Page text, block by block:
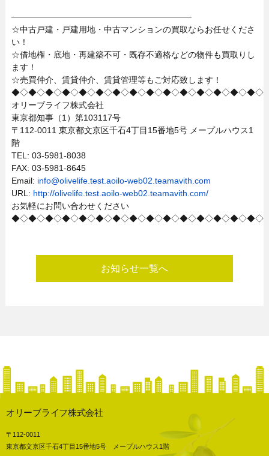
──────────────────────────────
☆中古戸建・戸建用地・中古マンションの買取ならお任せくださ
い！
☆借地権・底地・再建築不可・既存不適格などの物件も買取りし
ます！
☆売買仲介、賃貸仲介、賃貸管理等もご対応致します！
◆◇◆◇◆◇◆◇◆◇◆◇◆◇◆◇◆◇◆◇◆◇◆◇◆◇◆◇◆◇
オリーブライフ株式会社
東京都知事（1）第103117号
〒112-0011 東京都文京区千石4丁目15番地5号 メープルハウス1
階
TEL: 03-5981-8038
FAX: 03-5981-8645
Email: info@olivelife.test.aoilo-web02.teamavith.com
URL: http://olivelife.test.aoilo-web02.teamavith.com/
お気軽にお問い合わせください
◆◇◆◇◆◇◆◇◆◇◆◇◆◇◆◇◆◇◆◇◆◇◆◇◆◇◆◇◆◇
お知らせ一覧へ
オリーブライフ株式会社
〒112-0011
東京都文京区千石4丁目15番地5号 メープルハウス1階